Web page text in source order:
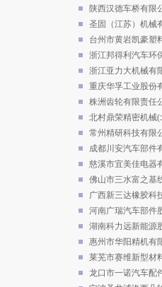
陕西汉德车桥有限
圣固（江苏）机械
台州市黄岩凯豪塑
浙江邦得利汽车环
浙江亚力大机械有
重庆华孚工业股份
株洲齿轮有限责任
北村鼎荣精密机械(
常州精研科技有限
成都川安汽车部件
慈溪市宜美佳电器
佛山市三水富之基
广西新三达橡胶科
河南广瑞汽车部件
湖南科力远新能源
惠州市华阳精机有
莱芜市赛维新型材
龙口市一诺汽车配